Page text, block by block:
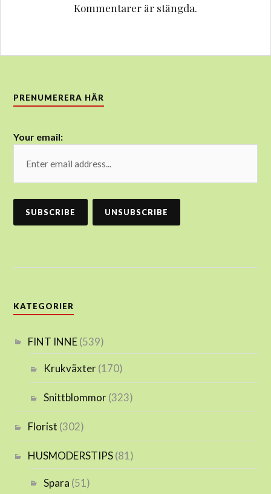
Kommentarer är stängda.
PRENUMERERA HÄR
Your email:
KATEGORIER
FINT INNE(539)
Krukväxter(170)
Snittblommor(323)
Florist (302)
HUSMODERSTIPS(81)
Spara (51)